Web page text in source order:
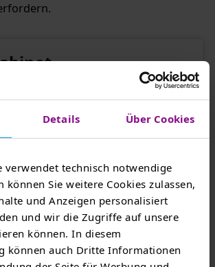
Details Über Cookies
verwendet technisch notwendige
können Sie weitere Cookies zulassen,
und Anzeigen personalisiert
und wir die Zugriffe auf unsere
können. In diesem
können auch Dritte Informationen